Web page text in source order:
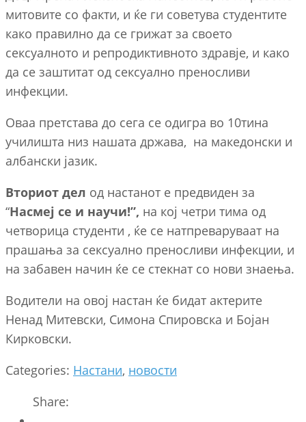
митовите со факти, и ќе ги советува студентите
како правилно да се грижат за своето
сексуалното и репродиктивното здравје, и како
да се заштитат од сексуално преносливи
инфекции.
Оваа претстава до сега се одигра во 10тина
училишта низ нашата држава, на македонски и
албански јазик.
Вториот дел од настанот е предвиден за
“Насмеј се и научи!”, на кој четри тима од
четворица студенти , ќе се натпреваруваат на
прашања за сексуално преносливи инфекции, и
на забавен начин ќе се стекнат со нови знаења.
Водители на овој настан ќе бидат актерите
Ненад Митевски, Симона Спировска и Бојан
Кирковски.
Categories: Настани, новости
Share: